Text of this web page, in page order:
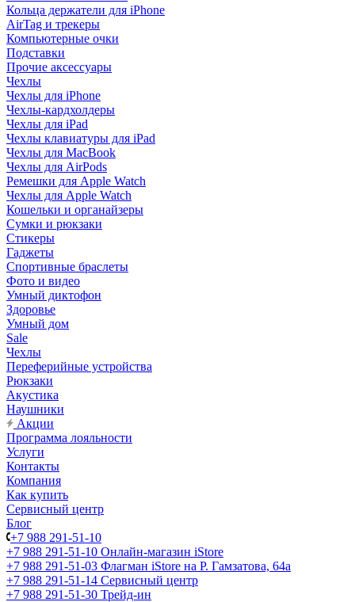
Кольца держатели для iPhone
AirTag и трекеры
Компьютерные очки
Подставки
Прочие аксессуары
Чехлы
Чехлы для iPhone
Чехлы-кардхолдеры
Чехлы для iPad
Чехлы клавиатуры для iPad
Чехлы для MacBook
Чехлы для AirPods
Ремешки для Apple Watch
Чехлы для Apple Watch
Кошельки и органайзеры
Сумки и рюкзаки
Стикеры
Гаджеты
Спортивные браслеты
Фото и видео
Умный диктофон
Здоровье
Умный дом
Sale
Чехлы
Переферийные устройства
Рюкзаки
Акустика
Наушники
Акции
Программа лояльности
Услуги
Контакты
Компания
Как купить
Сервисный центр
Блог
+7 988 291-51-10
+7 988 291-51-10 Онлайн-магазин iStore
+7 988 291-51-03 Флагман iStore на Р. Гамзатова, 64а
+7 988 291-51-14 Сервисный центр
+7 988 291-51-30 Трейд-ин